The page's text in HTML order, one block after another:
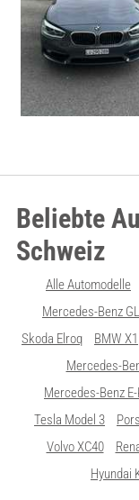
Beliebte
Schweiz
Alle Automodelle
Mercedes-Benz
Skoda Elroq
BMW X1
Mercedes-
Mercedes-Benz
Tesla Model 3
Volvo XC40
Hyundai